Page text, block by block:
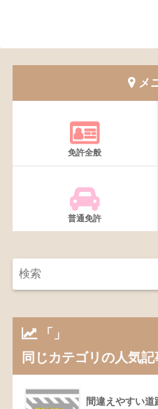
メ
免許全般
普通免許
「」
同じカテゴリの人気記
間違えやすい